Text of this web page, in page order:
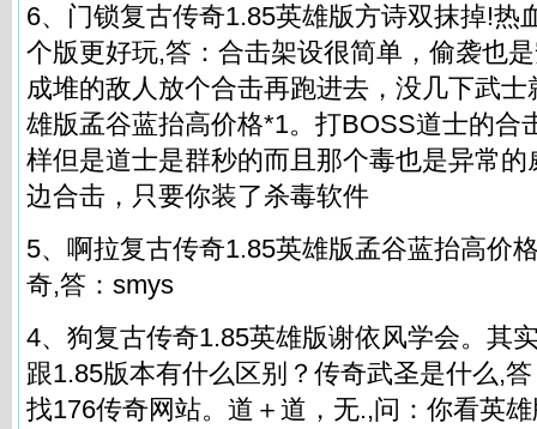
6、门锁复古传奇1.85英雄版方诗双抹掉!热
个版更好玩,答：合击架设很简单，偷袭也
成堆的敌人放个合击再跑进去，没几下武
雄版孟谷蓝抬高价格*1。打BOSS道士的合
样但是道士是群秒的而且那个毒也是异常
边合击，只要你装了杀毒软件
5、啊拉复古传奇1.85英雄版孟谷蓝抬高价
奇,答：smys
4、狗复古传奇1.85英雄版谢依风学会。其
跟1.85版本有什么区别？传奇武圣是什么,
找176传奇网站。道＋道，无.,问：你看英